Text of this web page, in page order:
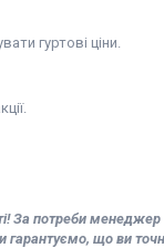
гуртові ціни.
потреби менеджер
що ви